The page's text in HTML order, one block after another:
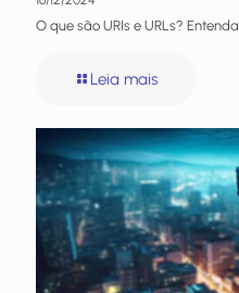
O que são URIs e URLs?
Leia mais